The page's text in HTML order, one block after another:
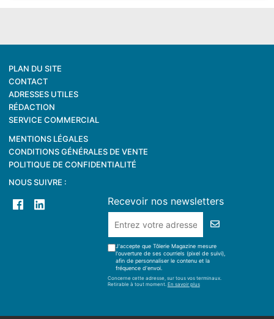
PLAN DU SITE
CONTACT
ADRESSES UTILES
RÉDACTION
SERVICE COMMERCIAL
MENTIONS LÉGALES
CONDITIONS GÉNÉRALES DE VENTE
POLITIQUE DE CONFIDENTIALITÉ
NOUS SUIVRE :
Recevoir nos newsletters
J'accepte que Tôlerie Magazine mesure
l'ouverture de ses courriels (pixel de suivi),
afin de personnaliser le contenu et la
fréquence d'envoi.
Concerne cette adresse, sur tous vos terminaux.
Retirable à tout moment. En savoir plus